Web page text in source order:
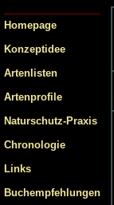
Homepage
Konzeptidee
Artenlisten
Artenprofile
Naturschutz-Praxis
Chronologie
Links
Buchempfehlungen